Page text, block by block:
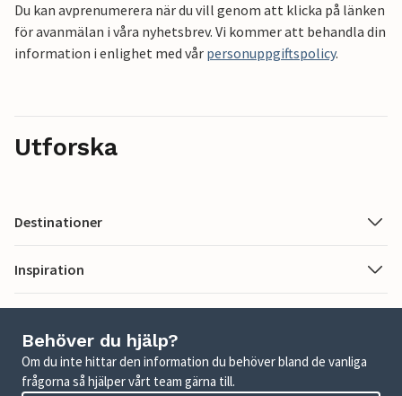
Du kan avprenumerera när du vill genom att klicka på länken
för avanmälan i våra nyhetsbrev. Vi kommer att behandla din
information i enlighet med vår personuppgiftspolicy.
Utforska
Destinationer
Inspiration
Behöver du hjälp?
Om du inte hittar den information du behöver bland de vanliga
frågorna så hjälper vårt team gärna till.